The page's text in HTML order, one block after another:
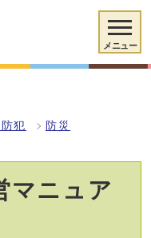
メニュー
犯 防災
マニュア